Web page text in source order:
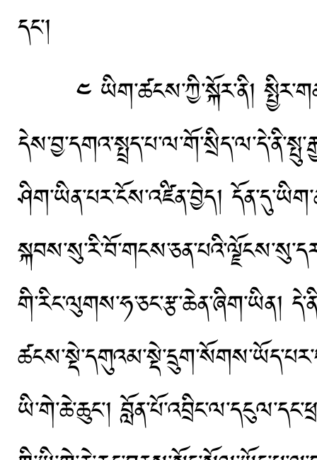
དང་།
༤ ཡིག་ཚངས་ཀྱི་སྐོར་ནི།
ཤིག་ཡིན་པར་ངོས་འཛིན་བྱེད།
གི་རིང་ལུགས་ཧ་ཅང་རྩ་ཆེན་ཞིག་ཡིན།
ཡི་གེ་ཆེ་ཆུང་།